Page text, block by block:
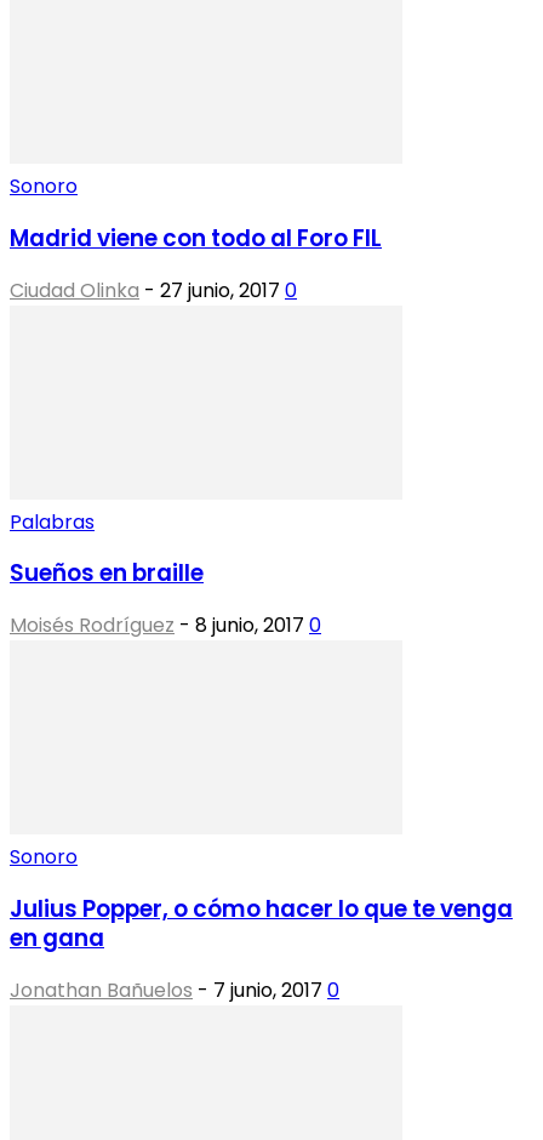
Sonoro
Madrid viene con todo al Foro FIL
Ciudad Olinka - 27 junio, 2017 0
Palabras
Sueños en braille
Moisés Rodríguez - 8 junio, 2017 0
Sonoro
Julius Popper, o cómo hacer lo que te venga
en gana
Jonathan Bañuelos - 7 junio, 2017 0